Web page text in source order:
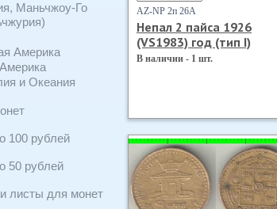
Маньчжоу-Го
Америка
и Океания
100 рублей
50 рублей
листы для монет
AZ-NP 2п 26А
Непал 2 пайса 1926
(VS1983) год (тип I)
В наличии - 1 шт.